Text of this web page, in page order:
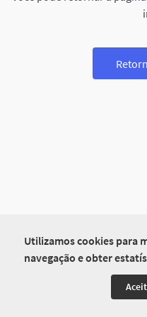
Utilizamos cookies para
navegação e obter